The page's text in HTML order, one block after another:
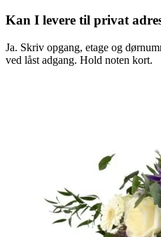
Kan I levere til privat
Ja. Skriv opgang, etage og
ved låst adgang. Hold noten kort.